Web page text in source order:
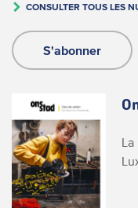
CONSULTER TOUS LES
S'abonner